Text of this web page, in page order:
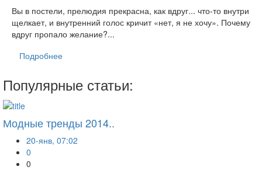
Вы в постели, прелюдия прекрасна, как вдруг... что-то внутри
щелкает, и внутренний голос кричит «нет, я не хочу». Почему
вдруг пропало желание?...
Подробнее
Популярные статьи:
Модные тренды 2014..
20-янв, 07:02
0
0